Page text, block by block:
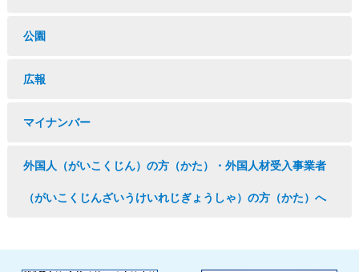
公園
広報
マイナンバー
外国人（がいこくじん）の方（かた）・外国人材受入事業者
（がいこくじんざいうけいれじぎょうしゃ）の方（かた）へ